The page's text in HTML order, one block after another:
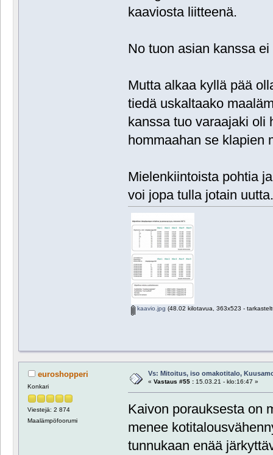
kaaviosta liitteenä.
No tuon asian kanssa
Mutta alkaa kyllä pää
tiedä uskaltaako
kanssa tuo varaajaki
hommaahan se klapien
Mielenkiintoista pohtia
voi jopa tulla jotain
kaavio.jpg (48.02 kilotavua, 363x523 -
euroshopperi
Konkari
Viestejä: 2 874
Maalämpöfoorumi
Vs: Mitoitus, iso omakotitalo,
« Vastaus #55 :15.03.21 - klo:16:47 »
Kaivon porauksesta on
menee
tunnukaan enää